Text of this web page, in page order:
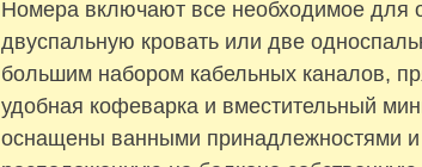
Номера включают все необходимое для
двуспальную кровать или две
большим набором кабельных каналов,
удобная кофеварка и вместительный
оснащены ванными принадлежностями